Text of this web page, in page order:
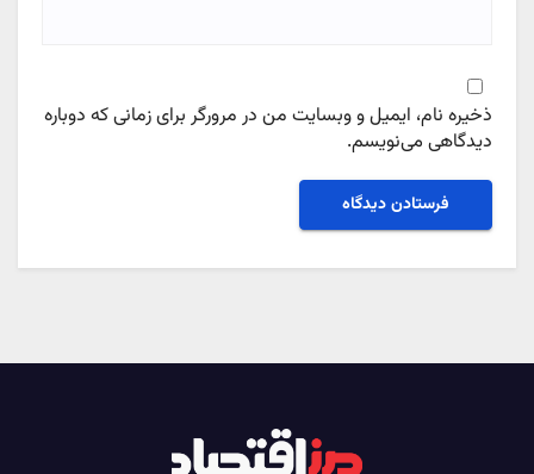
ذخیره نام، ایمیل و وبسایت من در مرورگر برای زمانی که دوباره
دیدگاهی می‌نویسم.